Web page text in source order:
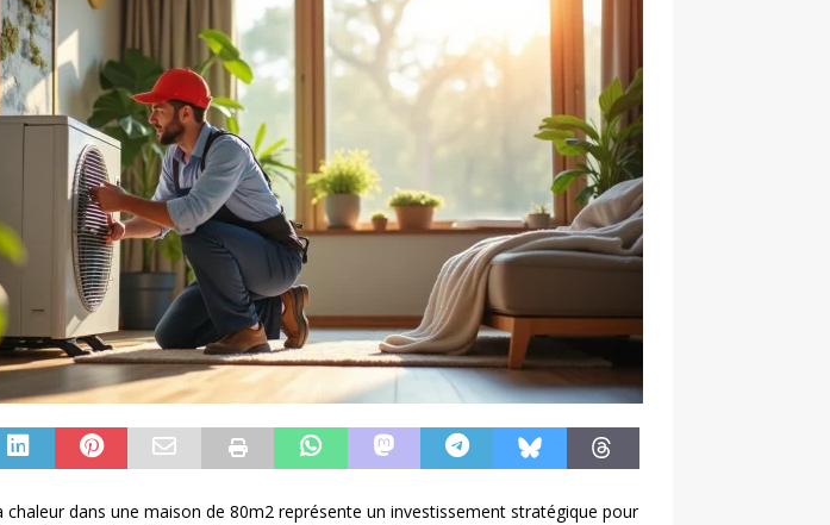
chaleur dans une maison de 80m2 représente un investissement stratégique pour